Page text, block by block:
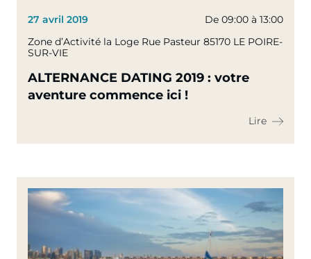
27 avril 2019
De 09:00 à 13:00
Zone d’Activité la Loge Rue Pasteur 85170 LE POIRE-
SUR-VIE
ALTERNANCE DATING 2019 : votre
aventure commence ici !
Lire